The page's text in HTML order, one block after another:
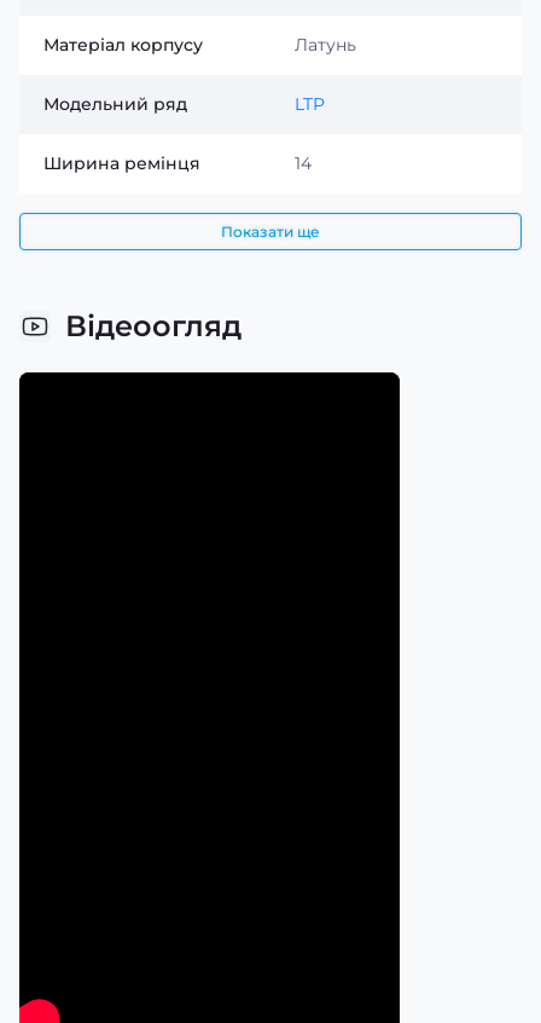
Матеріал корпусу Латунь
Модельний ряд LTP
Ширина ремінця 14
Показати ще
Відеоогляд